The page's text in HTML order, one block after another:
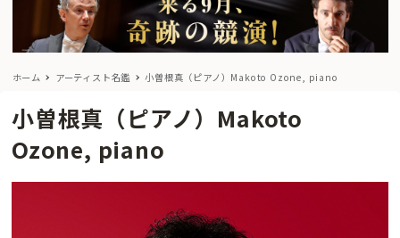
ホーム アーティスト名鑑 小曽根真（ピアノ）Makoto Ozone, piano
小曽根真（ピアノ）Makoto
Ozone, piano